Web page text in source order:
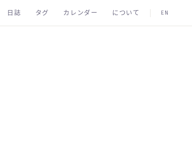
日誌 タグ カレンダー について EN